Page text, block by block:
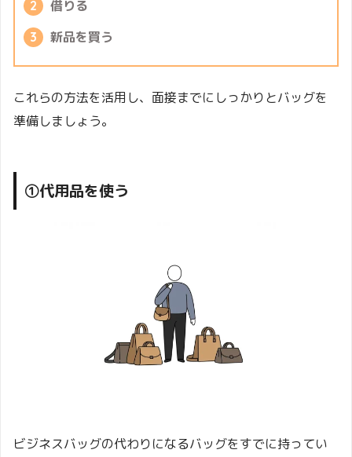
借りる
新品を買う
これらの方法を活用し、面接までにしっかりとバッグを
準備しましょう。
①代用品を使う
ビジネスバッグの代わりになるバッグをすでに持ってい